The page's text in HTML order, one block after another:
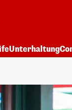
Unterhaltung